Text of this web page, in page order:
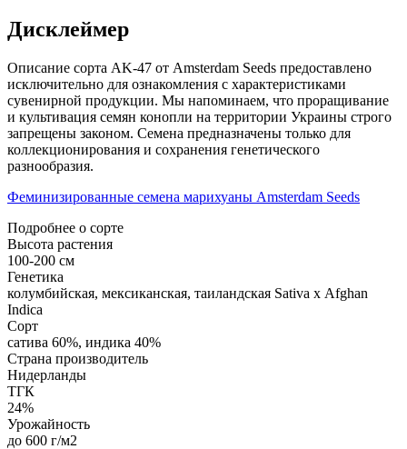
Дисклеймер
Описание сорта AK-47 от Amsterdam Seeds предоставлено
исключительно для ознакомления с характеристиками
сувенирной продукции. Мы напоминаем, что проращивание
и культивация семян конопли на территории Украины строго
запрещены законом. Семена предназначены только для
коллекционирования и сохранения генетического
разнообразия.
Феминизированные семена марихуаны Amsterdam Seeds
Подробнее о сорте
Высота растения
100-200 см
Генетика
колумбийская, мексиканская, таиландская Sativa х Afghan
Indica
Сорт
сатива 60%, индика 40%
Страна производитель
Нидерланды
ТГК
24%
Урожайность
до 600 г/м2